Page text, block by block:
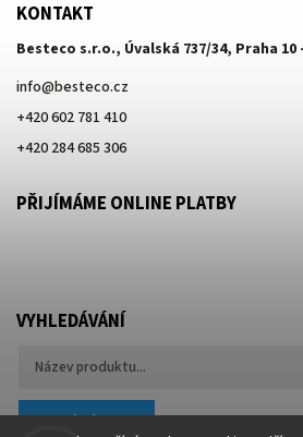
KONTAKT
Besteco s.r.o., Úvalská 737/34, Praha
info@besteco.cz
+420 602 781 410
+420 284 685 306
PŘIJÍMÁME ONLINE PLATBY
VYHLEDÁVÁNÍ
Hledat